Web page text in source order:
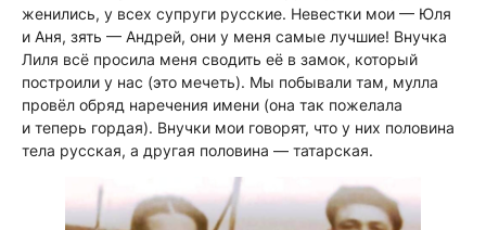
женились, у всех супруги русские. Невестки мои — Юля
и Аня, зять — Андрей, они у меня самые лучшие! Внучка
Лиля всё просила меня сводить её в замок, который
построили у нас (это мечеть). Мы побывали там, мулла
провёл обряд наречения имени (она так пожелала
и теперь гордая). Внучки мои говорят, что у них половина
тела русская, а другая половина — татарская.